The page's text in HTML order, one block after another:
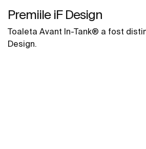
Premiile iF Design
Toaleta Avant In-Tank® a fost
Design.